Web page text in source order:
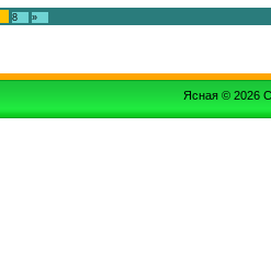
8 »
Ясная © 2026